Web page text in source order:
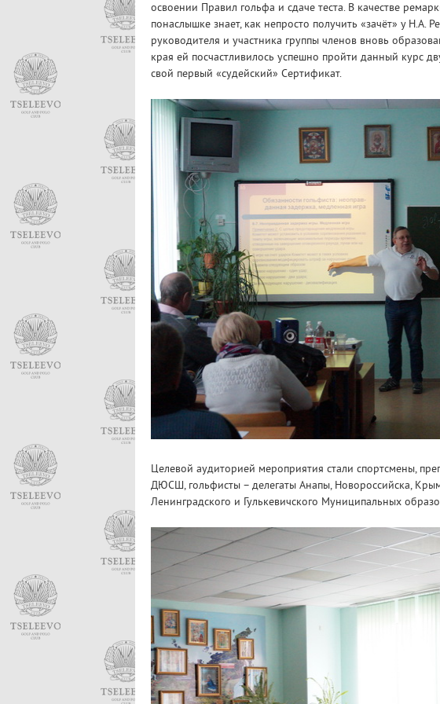
освоении Правил гольфа и сдаче теста. В качестве
понаслышке знает, как непросто получить «зачёт» у Н.А.
руководителя и участника группы членов вновь
края ей посчастливилось успешно пройти данный курс
свой первый «судейский» Сертификат.
Целевой аудиторией мероприятия стали спортсмены,
ДЮСШ, гольфисты – делегаты Анапы, Новороссийска,
Ленинградского и Гулькевичского Муниципальных